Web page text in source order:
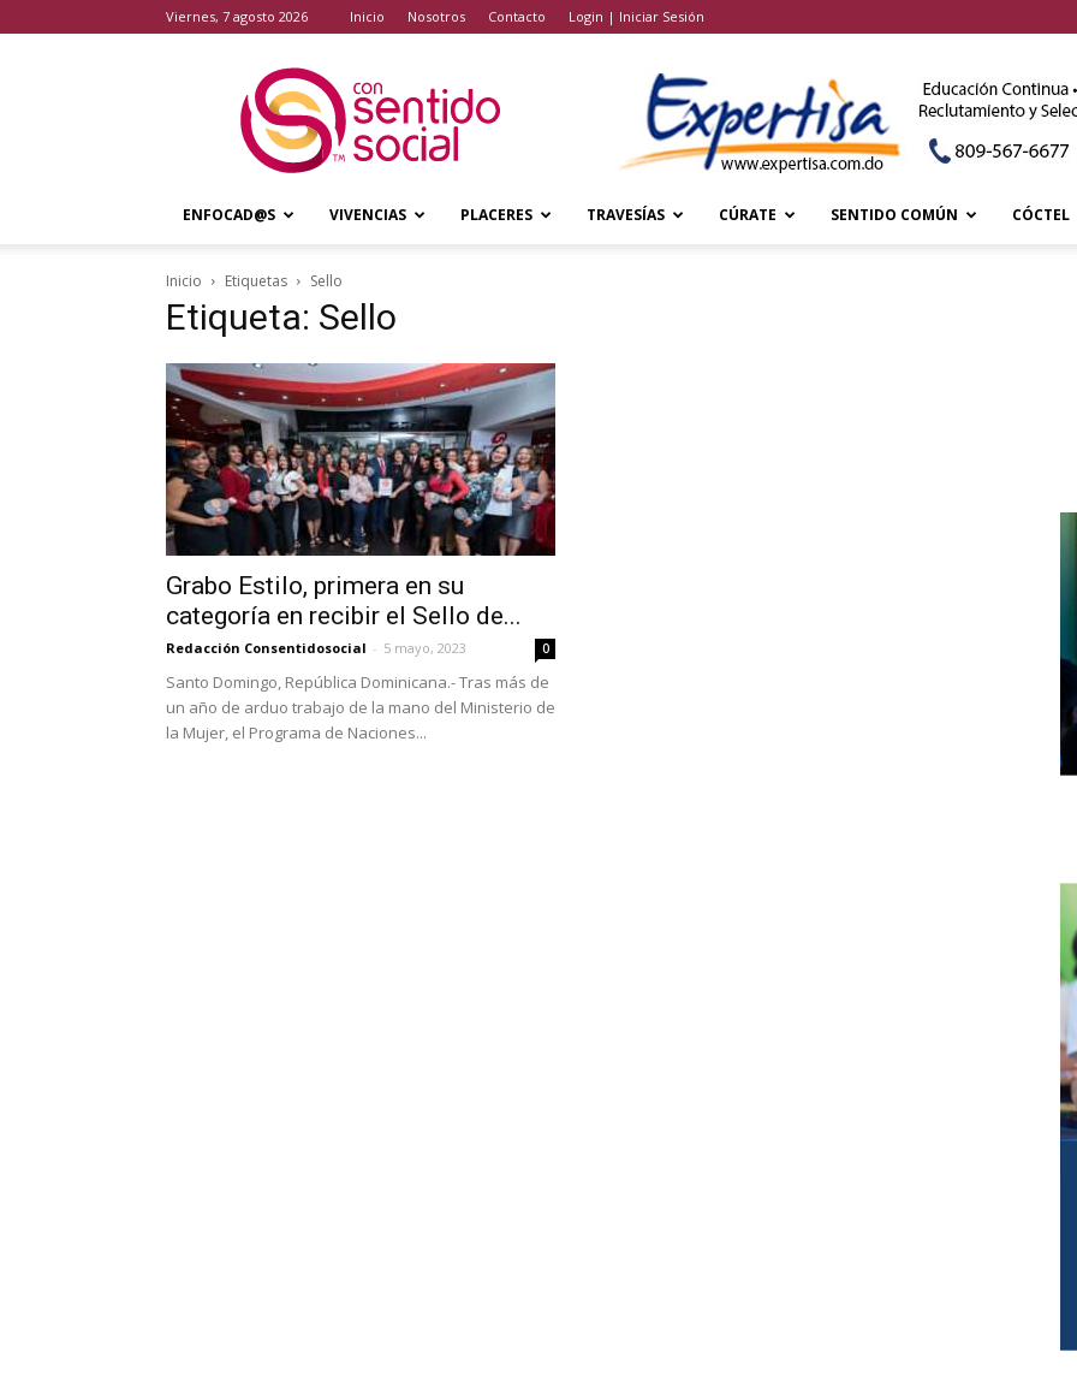
viernes, 7 agosto 2026 Inicio Nosotros Contacto Login | Iniciar Sesión
Sentido
Social
ENFOCAD@S VIVENCIAS PLACERES TRAVESÍAS CÚRATE SENTIDO COMÚN CÓCTEL
Inicio Etiquetas Sello
Etiqueta: Sello
Grabo Estilo, primera en su
categoría en recibir el Sello de...
Redacción Consentidosocial - 5 mayo, 2023 0
Santo Domingo, República Dominicana.- Tras más de
un año de arduo trabajo de la mano del Ministerio de
la Mujer, el Programa de Naciones...